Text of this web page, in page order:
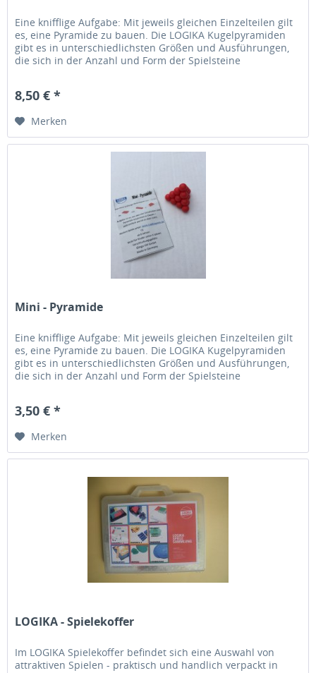
Eine knifflige Aufgabe: Mit jeweils gleichen Einzelteilen gilt
es, eine Pyramide zu bauen. Die LOGIKA Kugelpyramiden
gibt es in unterschiedlichsten Größen und Ausführungen,
die sich in der Anzahl und Form der Spielsteine
8,50 € *
Merken
Mini - Pyramide
Eine knifflige Aufgabe: Mit jeweils gleichen Einzelteilen gilt
es, eine Pyramide zu bauen. Die LOGIKA Kugelpyramiden
gibt es in unterschiedlichsten Größen und Ausführungen,
die sich in der Anzahl und Form der Spielsteine
3,50 € *
Merken
LOGIKA - Spielekoffer
Im LOGIKA Spielekoffer befindet sich eine Auswahl von
attraktiven Spielen - praktisch und handlich verpackt in